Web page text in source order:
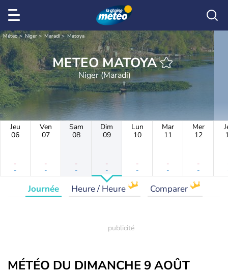
Météo Niger Maradi Matoya
METEO MATOYA
Niger (Maradi)
Jeu
06
-
-
Ven
07
-
-
Sam
08
-
-
Dim
09
-
-
Lun
10
-
-
Mar
11
-
-
Mer
12
-
-
Journée Heure / Heure Comparer
MÉTÉO DU DIMANCHE 9 AOÛT